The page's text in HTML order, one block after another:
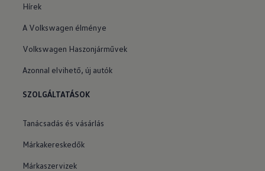
Hírek
A Volkswagen élménye
Volkswagen Haszonjárművek
Azonnal elvihető, új autók
SZOLGÁLTATÁSOK
Tanácsadás és vásárlás
Márkakereskedők
Márkaszervizek